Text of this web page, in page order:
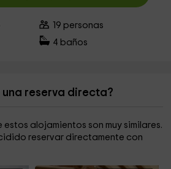
19 personas
4 baños
reserva directa?
alojamientos son muy similares.
reservar directamente con